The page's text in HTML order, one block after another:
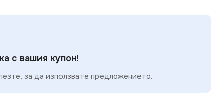
с вашия купон!
за да използвате предложението.